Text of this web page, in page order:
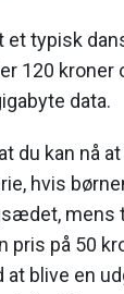
et typisk
120 kroner
data.
du kan nå
hvis
mens
pris på 50
blive en